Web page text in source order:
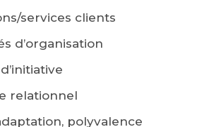
services clients
d’organisation
relationnel
polyvalence